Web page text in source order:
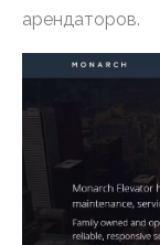
арендаторов.